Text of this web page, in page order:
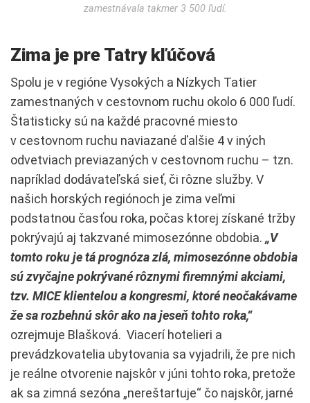
zamestnávala takmer 3 500 ľudí.
Zima je pre Tatry kľúčová
Spolu je v regióne Vysokých a Nízkych Tatier
zamestnaných v cestovnom ruchu okolo 6 000 ľudí.
Štatisticky sú na každé pracovné miesto
v cestovnom ruchu naviazané ďalšie 4 v iných
odvetviach previazaných v cestovnom ruchu – tzn.
napríklad dodávateľská sieť, či rôzne služby. V
našich horských regiónoch je zima veľmi
podstatnou časťou roka, počas ktorej získané tržby
pokrývajú aj takzvané mimosezónne obdobia. „V
tomto roku je tá prognóza zlá, mimosezónne obdobia
sú zvyčajne pokrývané rôznymi firemnými akciami,
tzv. MICE klientelou a kongresmi, ktoré neočakávame
že sa rozbehnú skôr ako na jeseň tohto roka,“
ozrejmuje Blašková. Viacerí hotelieri a
prevádzkovatelia ubytovania sa vyjadrili, že pre nich
je reálne otvorenie najskôr v júni tohto roka, pretože
ak sa zimná sezóna „nereštartuje“ čo najskôr, jarné